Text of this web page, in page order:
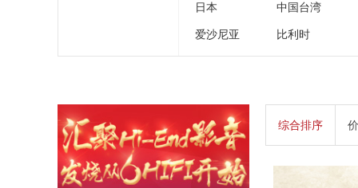
日本 中国台湾
爱沙尼亚 比利时
综合排序